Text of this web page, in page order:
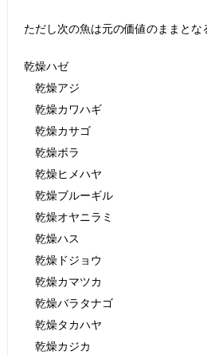
ただし次の魚は元の価値のままとな
乾燥ハゼ
乾燥アジ
乾燥カワハギ
乾燥カサゴ
乾燥ボラ
乾燥ヒメハヤ
乾燥ブルーギル
乾燥オヤニラミ
乾燥ハス
乾燥ドジョウ
乾燥カマツカ
乾燥バラタナゴ
乾燥タカハヤ
乾燥カジカ